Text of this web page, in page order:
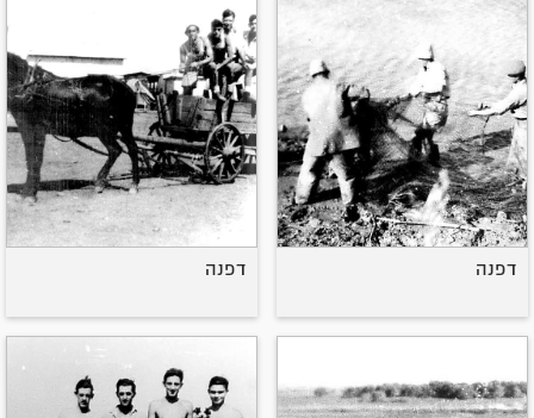
דפנה דפנה